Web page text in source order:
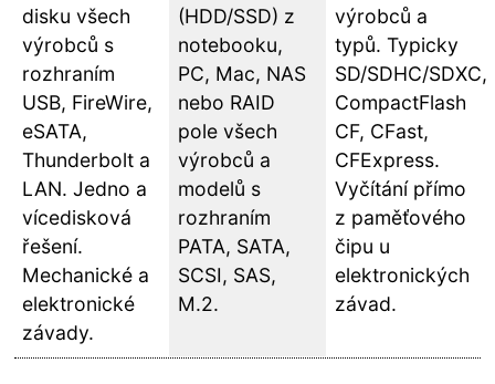
disku všech
výrobců s
rozhraním
USB, FireWire,
eSATA,
Thunderbolt a
LAN. Jedno a
vícedisková
řešení.
Mechanické a
elektronické
závady.
(HDD/SSD) z
notebooku,
PC, Mac, NAS
nebo RAID
pole všech
výrobců a
modelů s
rozhraním
PATA, SATA,
SCSI, SAS,
M.2.
výrobců a
typů. Typicky
SD/SDHC/SDXC,
CompactFlash
CF, CFast,
CFExpress.
Vyčítání přímo
z paměťového
čipu u
elektronických
závad.